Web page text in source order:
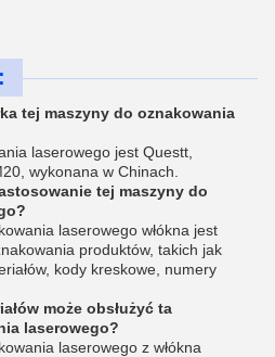
tej maszyny do oznakowania
laserowego jest Questt,
wykonana w Chinach.
tej maszyny do
laserowego włókna jest
produktów, takich jak
kody kreskowe, numery
może obsłużyć ta
laserowego?
laserowego z włókna